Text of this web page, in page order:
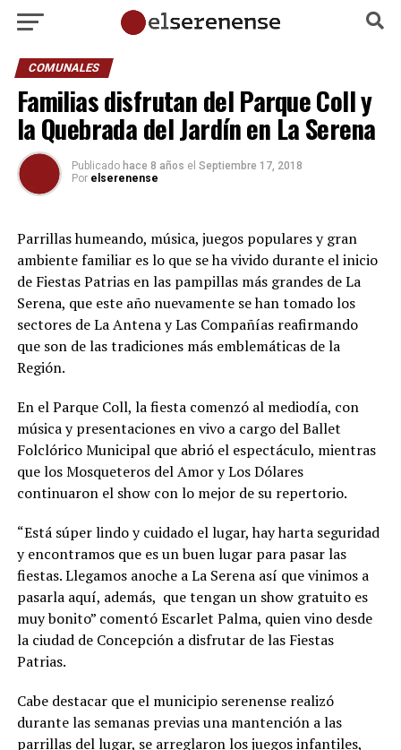
COMUNALES
Familias disfrutan del Parque Coll y
la Quebrada del Jardín en La Serena
Publicado hace 8 años el Septiembre 17, 2018
Por elserenense
Parrillas humeando, música, juegos populares y gran
ambiente familiar es lo que se ha vivido durante el inicio
de Fiestas Patrias en las pampillas más grandes de La
Serena, que este año nuevamente se han tomado los
sectores de La Antena y Las Compañías reafirmando
que son de las tradiciones más emblemáticas de la
Región.
En el Parque Coll, la fiesta comenzó al mediodía, con
música y presentaciones en vivo a cargo del Ballet
Folclórico Municipal que abrió el espectáculo, mientras
que los Mosqueteros del Amor y Los Dólares
continuaron el show con lo mejor de su repertorio.
“Está súper lindo y cuidado el lugar, hay harta seguridad
y encontramos que es un buen lugar para pasar las
fiestas. Llegamos anoche a La Serena así que vinimos a
pasarla aquí, además, que tengan un show gratuito es
muy bonito” comentó Escarlet Palma, quien vino desde
la ciudad de Concepción a disfrutar de las Fiestas
Patrias.
Cabe destacar que el municipio serenense realizó
durante las semanas previas una mantención a las
parrillas del lugar, se arreglaron los juegos infantiles,